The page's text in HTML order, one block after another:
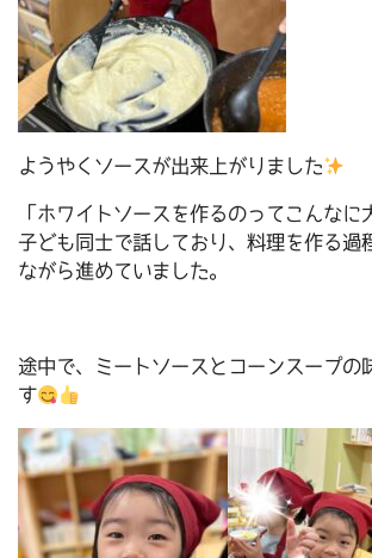
ようやくソースが出来上がりました
「ホワイトソースを作るのってこんなに
子ども同士で話しており、料理を作る過
ながら進めていました。
途中で、ミートソースとコーンスープの
す